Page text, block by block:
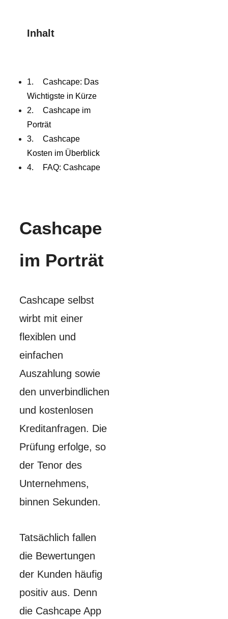
Inhalt
Cashcape: Das
Wichtigste in Kürze
Cashcape im
Porträt
Cashcape
Kosten im Überblick
FAQ: Cashcape
Cashcape
im Porträt
Cashcape selbst
wirbt mit einer
flexiblen und
einfachen
Auszahlung sowie
den unverbindlichen
und kostenlosen
Kreditanfragen. Die
Prüfung erfolge, so
der Tenor des
Unternehmens,
binnen Sekunden.
Tatsächlich fallen
die Bewertungen
der Kunden häufig
positiv aus. Denn
die Cashcape App